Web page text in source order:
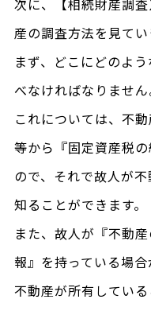
産の調査方法を見てい
まず、どこにどのよ
べなければなりません
これについては、不
等から『固定資産税
ので、それで故人が
知ることができます。
また、故人が『不動
報』を持っている場
不動産が所有している